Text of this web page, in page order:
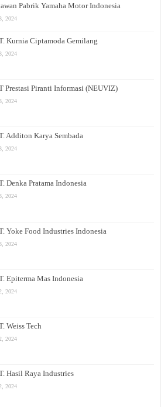
Pabrik Yamaha Motor Indonesia
2024
Kurnia Ciptamoda Gemilang
2024
Prestasi Piranti Informasi (NEUVIZ)
2024
Additon Karya Sembada
2024
Denka Pratama Indonesia
2024
Yoke Food Industries Indonesia
2024
Epiterma Mas Indonesia
2024
Weiss Tech
2024
Hasil Raya Industries
2024